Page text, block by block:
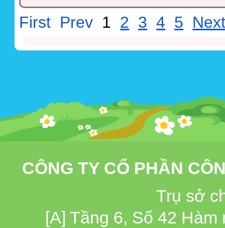
First Prev 1 2 3 4 5
CÔNG TY CỔ PHẦN
Trụ sở
[A] Tầng 6, Số 42